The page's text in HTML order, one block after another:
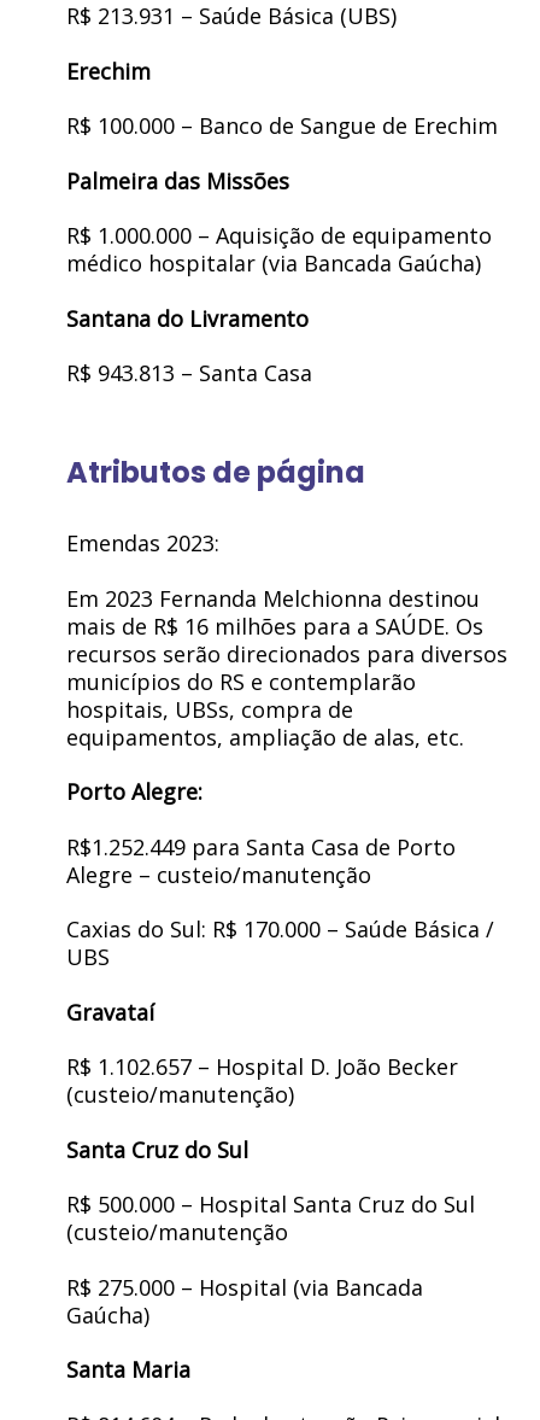
R$ 213.931 – Saúde Básica (UBS)
Erechim
R$ 100.000 – Banco de Sangue de Erechim
Palmeira das Missões
R$ 1.000.000 – Aquisição de equipamento
médico hospitalar (via Bancada Gaúcha)
Santana do Livramento
R$ 943.813 – Santa Casa
Atributos de página
Emendas 2023:
Em 2023 Fernanda Melchionna destinou
mais de R$ 16 milhões para a SAÚDE. Os
recursos serão direcionados para diversos
municípios do RS e contemplarão
hospitais, UBSs, compra de
equipamentos, ampliação de alas, etc.
Porto Alegre:
R$1.252.449 para Santa Casa de Porto
Alegre – custeio/manutenção
Caxias do Sul: R$ 170.000 – Saúde Básica /
UBS
Gravataí
R$ 1.102.657 – Hospital D. João Becker
(custeio/manutenção)
Santa Cruz do Sul
R$ 500.000 – Hospital Santa Cruz do Sul
(custeio/manutenção
R$ 275.000 – Hospital (via Bancada
Gaúcha)
Santa Maria